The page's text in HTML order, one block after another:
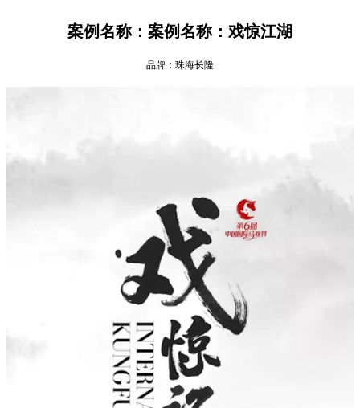
案例名称：案例名称：戏惊江湖
品牌：珠海长隆